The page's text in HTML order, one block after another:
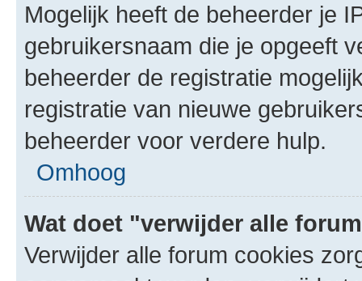
Mogelijk heeft de beheerder je
gebruikersnaam die je opgeeft
beheerder de registratie
registratie van nieuwe
beheerder voor verdere hulp.
Omhoog
Wat doet "verwijder alle
Verwijder alle forum cookies